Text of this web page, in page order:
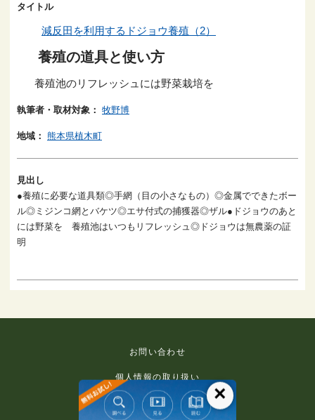
タイトル
減反田を利用するドジョウ養殖（2）
養殖の道具と使い方
養殖池のリフレッシュには野菜栽培を
執筆者・取材対象： 牧野博
地域： 熊本県植木町
見出し
●養殖に必要な道具類◎手網（目の小さなもの）◎金属でできたボー
ル◎ミジンコ網とバケツ◎エサ付式の捕獲器◎ザル●ドジョウのあと
には野菜を 養殖池はいつもリフレッシュ◎ドジョウは無農薬の証
明
お問い合わせ
個人情報の取り扱い
免責事項 ×